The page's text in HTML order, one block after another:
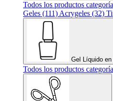
Todos los productos
Geles (111) Acrygeles (32)
Gel Líquido
Todos los productos